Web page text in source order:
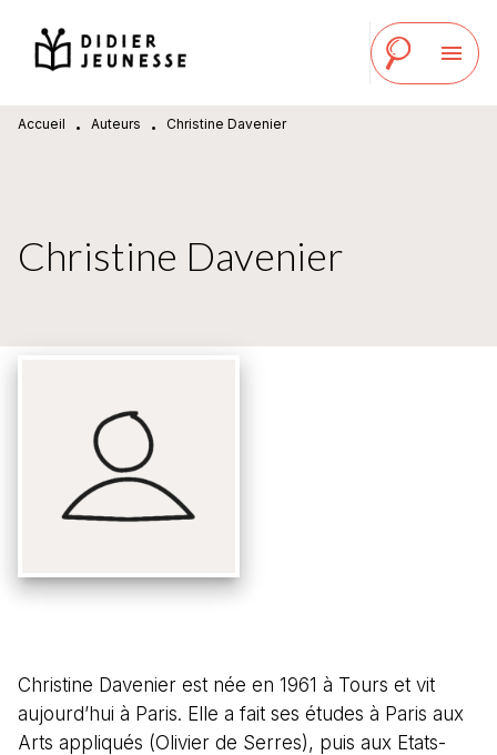
MENU RECHERCHE
PIED DE PAGE
menu
Accueil • Auteurs • Christine Davenier
Christine Davenier
Christine Davenier est née en 1961 à Tours et vit
aujourd’hui à Paris. Elle a fait ses études à Paris aux
Arts appliqués (Olivier de Serres), puis aux Etats-